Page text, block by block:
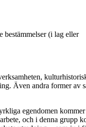
bestämmelser (i lag eller
Även andra former av
egendomen
och i denna grupp